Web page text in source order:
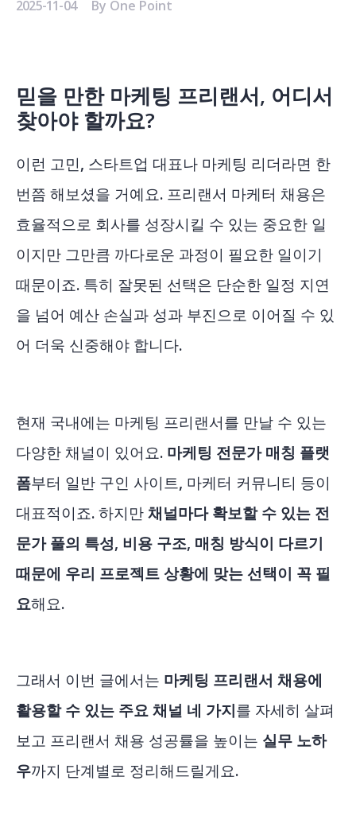
2025-11-04 By One Point
믿을 만한 마케팅 프리랜서, 어디서
찾아야 할까요?
이런 고민, 스타트업 대표나 마케팅 리더라면 한
번쯤 해보셨을 거예요. 프리랜서 마케터 채용은
효율적으로 회사를 성장시킬 수 있는 중요한 일
이지만 그만큼 까다로운 과정이 필요한 일이기
때문이죠. 특히 잘못된 선택은 단순한 일정 지연
을 넘어 예산 손실과 성과 부진으로 이어질 수 있
어 더욱 신중해야 합니다.
현재 국내에는 마케팅 프리랜서를 만날 수 있는
다양한 채널이 있어요. 마케팅 전문가 매칭 플랫
폼부터 일반 구인 사이트, 마케터 커뮤니티 등이
대표적이죠. 하지만채널마다 확보할 수 있는 전
문가 풀의 특성, 비용 구조, 매칭 방식이 다르기
때문에 우리 프로젝트 상황에 맞는 선택이 꼭 필
요해요.
그래서 이번 글에서는 마케팅 프리랜서 채용에
활용할 수 있는 주요 채널 네 가지를 자세히 살펴
보고 프리랜서 채용 성공률을 높이는 실무 노하
우까지 단계별로 정리해드릴게요.